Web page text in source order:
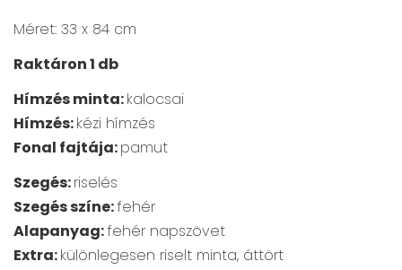
Méret: 33 x 84 cm
Raktáron 1 db
Hímzés minta:kalocsai
Hímzés:kézi hímzés
Fonal fajtája:pamut
Szegés:riselés
Szegés színe:fehér
Alapanyag:fehér napszövet
Extra:különlegesen riselt minta, áttört